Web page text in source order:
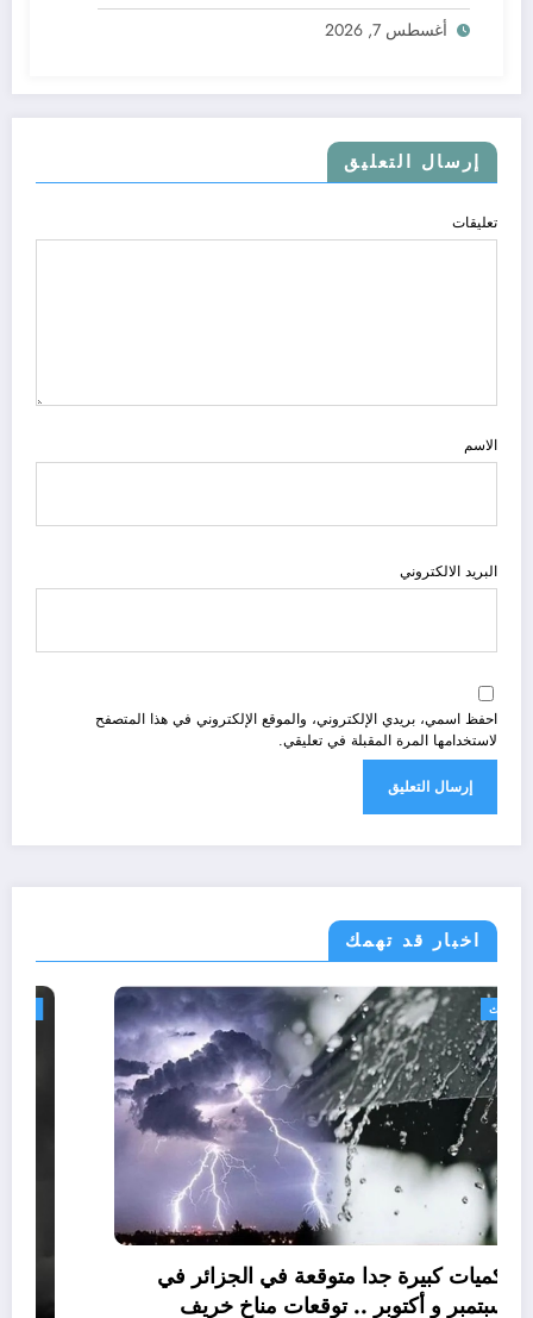
أغسطس 7, 2026
إرسال التعليق
تعليقات
الاسم
البريد الالكتروني
احفظ اسمي، بريدي الإلكتروني، والموقع الإلكتروني في هذا المتصفح
لاستخدامها المرة المقبلة في تعليقي.
اخبار قد تهمك
الجزائر الحدث
امطار بكميات كبيرة جدا متوقعة في الجزائر في
شهري سبتمبر و أكتوبر .. توقعات مناخ خريف